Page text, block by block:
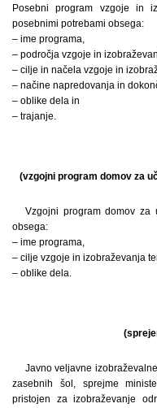
Posebni program vzgoje in
posebnimi potrebami obsega:
– ime programa,
– področja vzgoje in
– cilje in načela vzgoje in
– načine napredovanja in
– oblike dela in
– trajanje.
(vzgojni program domov za
Vzgojni program domov za
obsega:
– ime programa,
– cilje vzgoje in izobraževanja
– oblike dela.
Javno veljavne
zasebnih šol, sprejme
pristojen za izobraževanje